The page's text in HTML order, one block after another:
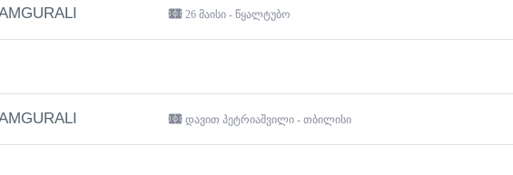
26 მაისი - წყალტუბო
დავით პეტრიაშვილი - თბილისი